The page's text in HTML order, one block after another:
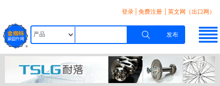
登录 免费注册 | 英文网（出口网）
发布